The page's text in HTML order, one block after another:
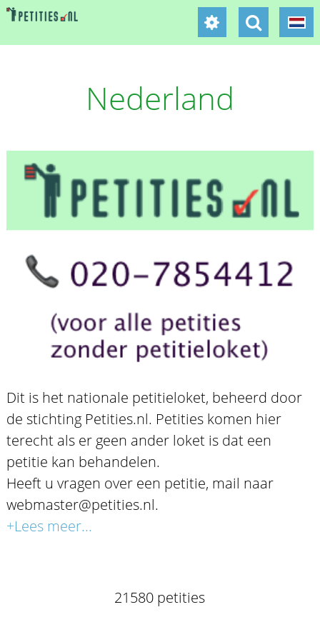
Nederland
Dit is het nationale petitieloket, beheerd door
de stichting Petities.nl. Petities komen hier
terecht als er geen ander loket is dat een
petitie kan behandelen.
Heeft u vragen over een petitie, mail naar
webmaster@petities.nl.
+Lees meer...
21580 petities